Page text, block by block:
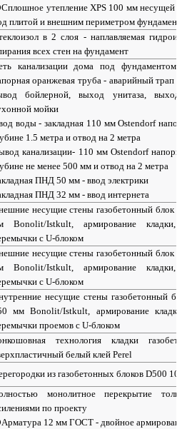
утепление XPS 100 мм несущей
плитой и внешним периметром фундамента
в 2 слоя - наплавляемая
всех стен на фундамент
канализации дома под фундаментом
оранжевая труба - аварийный трап
бойлерной, выход унитаза, выход
мойки
воды- закладная 110 мм Ostendorf
1.5 метра и отвод на 2 метра
канализации- 110 мм Ostendorf
не менее 500 мм и отвод на 2 метра
ПНД 50 мм - ввод электрики
ПНД 32 мм - ввод интернета
несущие стены газобетонный блок
Bonolit/Istkult, армирование кладки,
с U-блоком
несущие стены газобетонный блок
Bonolit/Istkult, армирование кладки,
с U-блоком
несущие стены газобетонный
мм Bonolit/Istkult, армирование
проемов с U-блоком
технология кладки
белый клей Perel
из газобетонных блоков D500
монолитное перекрытие
по проекту
12 мм ГОСТ - двойное